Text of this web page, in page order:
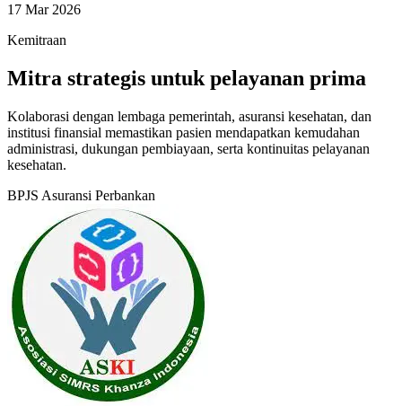
17 Mar 2026
Kemitraan
Mitra strategis untuk pelayanan prima
Kolaborasi dengan lembaga pemerintah, asuransi kesehatan, dan
institusi finansial memastikan pasien mendapatkan kemudahan
administrasi, dukungan pembiayaan, serta kontinuitas pelayanan
kesehatan.
BPJS Asuransi Perbankan